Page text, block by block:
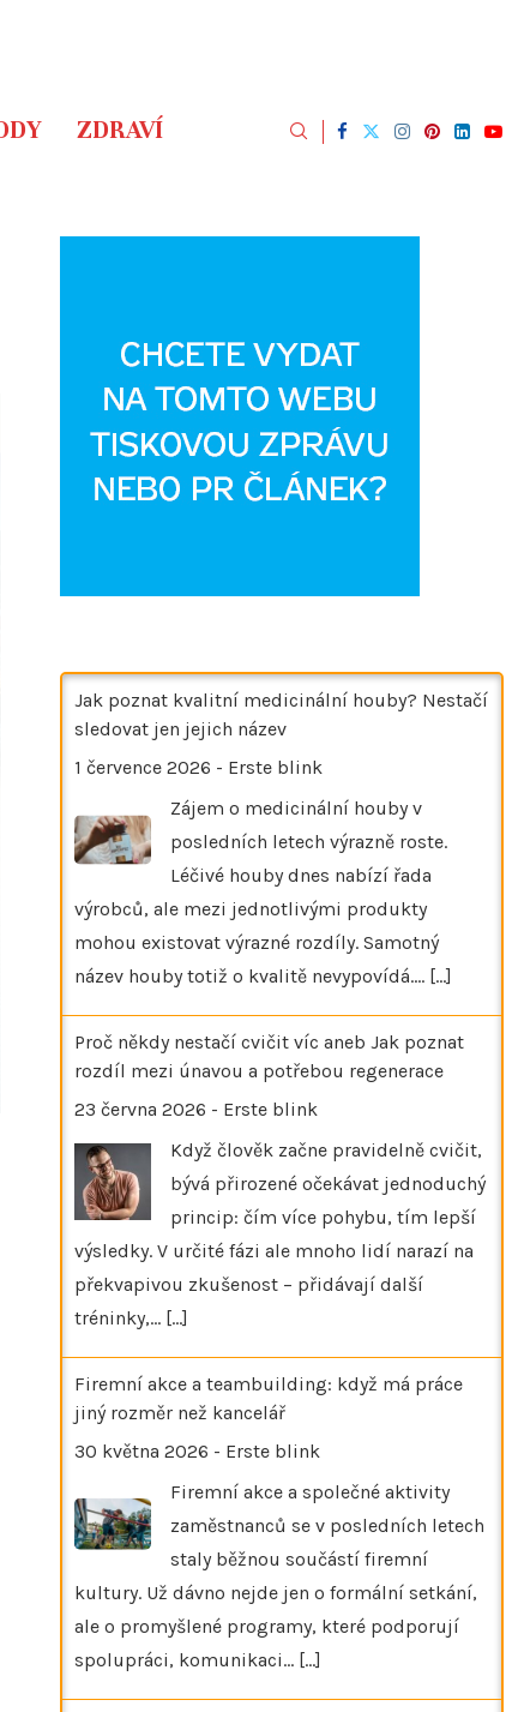
ZDRAVÍ
Jak poznat kvalitní medicinální houby? Nestačí
sledovat jen jejich název
1 července 2026 - Erste blink
Zájem o medicinální houby v
posledních letech výrazně roste.
Léčivé houby dnes nabízí řada
výrobců, ale mezi jednotlivými produkty
mohou existovat výrazné rozdíly. Samotný
název houby totiž o kvalitě nevypovídá.… [...]
Proč někdy nestačí cvičit víc aneb Jak poznat
rozdíl mezi únavou a potřebou regenerace
23 června 2026 - Erste blink
Když člověk začne pravidelně cvičit,
bývá přirozené očekávat jednoduchý
princip: čím více pohybu, tím lepší
výsledky. V určité fázi ale mnoho lidí narazí na
překvapivou zkušenost – přidávají další
tréninky,… [...]
Firemní akce a teambuilding: když má práce
jiný rozměr než kancelář
30 května 2026 - Erste blink
Firemní akce a společné aktivity
zaměstnanců se v posledních letech
staly běžnou součástí firemní
kultury. Už dávno nejde jen o formální setkání,
ale o promyšlené programy, které podporují
spolupráci, komunikaci… [...]